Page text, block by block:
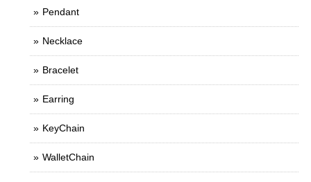
Pendant
Necklace
Bracelet
Earring
KeyChain
WalletChain